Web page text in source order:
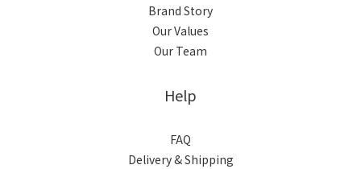
Brand Story
Our Values
Our Team
Help
FAQ
Delivery & Shipping